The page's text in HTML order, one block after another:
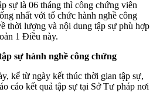
sự là 06 tháng thì công chứng viên
nhất với tổ chức hành nghề công
thời lượng và nội dung tập sự phù hợp
1 Điều này.
sự hành nghề công chứng
kể từ ngày kết thúc thời gian tập sự,
cáo kết quả tập sự tại Sở Tư pháp nơi